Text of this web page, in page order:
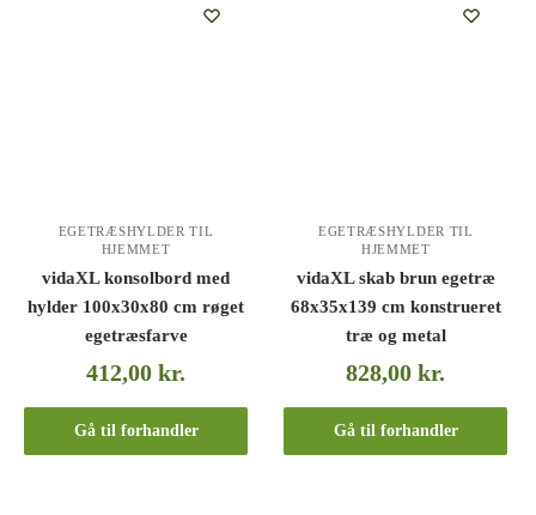
EGETRÆSHYLDER TIL
HJEMMET
vidaXL konsolbord med
hylder 100x30x80 cm røget
egetræsfarve
412,00kr.
Gå til forhandler
EGETRÆSHYLDER TIL
HJEMMET
vidaXL skab brun egetræ
68x35x139 cm konstrueret
træ og metal
828,00kr.
Gå til forhandler